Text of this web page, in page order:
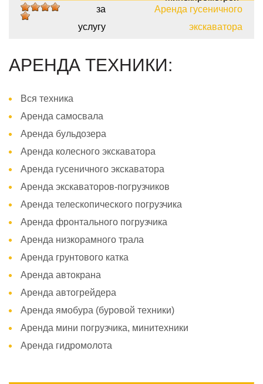
5
за
услугу
Аренда гусеничного
экскаватора
АРЕНДА ТЕХНИКИ:
Вся техника
Аренда самосвала
Аренда бульдозера
Аренда колесного экскаватора
Аренда гусеничного экскаватора
Аренда экскаваторов-погрузчиков
Аренда телескопического погрузчика
Аренда фронтального погрузчика
Аренда низкорамного трала
Аренда грунтового катка
Аренда автокрана
Аренда автогрейдера
Аренда ямобура (буровой техники)
Аренда мини погрузчика, минитехники
Аренда гидромолота